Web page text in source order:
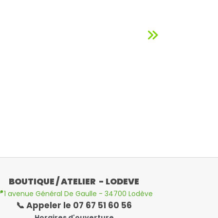
BOUTIQUE / ATELIER - LODEVE
1 avenue Général De Gaulle - 34700 Lodève
📞 Appeler le 07 67 51 60 56